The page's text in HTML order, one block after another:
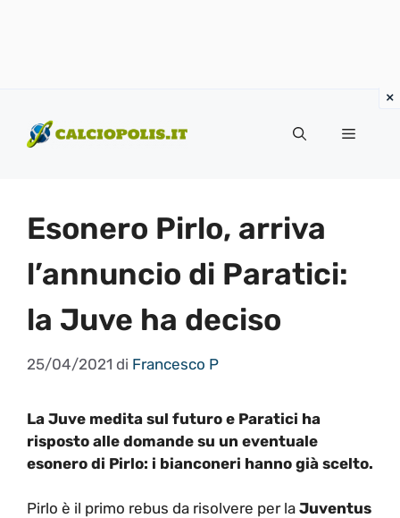
contenuto
Menu
Esonero Pirlo, arriva
l’annuncio di Paratici:
la Juve ha deciso
25/04/2021 di Francesco P
La Juve medita sul futuro e Paratici ha
risposto alle domande su un eventuale
esonero di Pirlo: i bianconeri hanno già scelto.
Pirlo è il primo rebus da risolvere per la Juventus